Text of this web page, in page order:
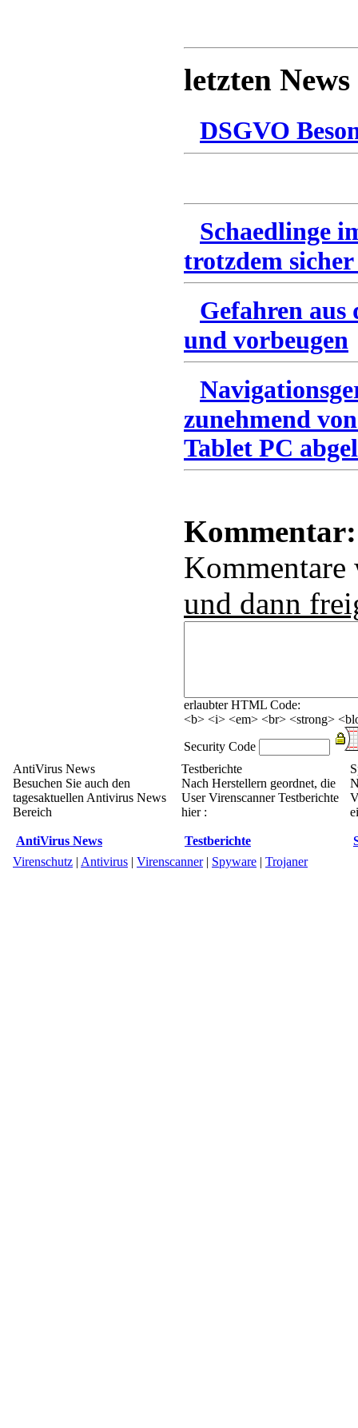
letzten News
DSGVO
Schaedlinge
trotzdem
Gefahren
und vorbeugen
zunehmend
Tablet PC
Kommentar:
und dann
erlaubter HTML Code:
<b> <i> <em> <br> <strong>
Security Code
AntiVirus News
Besuchen Sie auch den
tagesaktuellen Antivirus News
Bereich
AntiVirus News
Testberichte
Nach Herstellern geordnet, die
User Virenscanner Testberichte
hier :
Testberichte
Virenschutz | Antivirus | Virenscanner| Spyware | Trojaner